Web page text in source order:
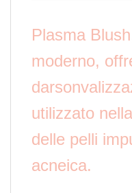
Plasma
moderno,
utilizzato
delle pelli
acneica.